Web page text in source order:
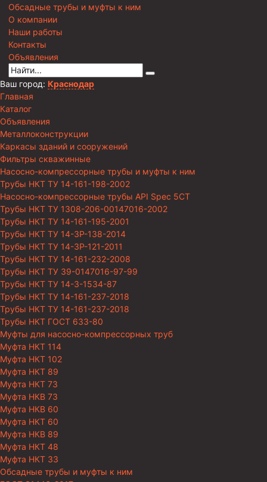
Обсадные трубы и муфты к ним
О компании
Наши работы
Контакты
Объявления
Ваш город: Краснодар
Главная
Каталог
Объявления
Металлоконструкции
Каркасы зданий и сооружений
Фильтры скважинные
Насосно-компрессорные трубы и муфты к ним
Трубы НКТ ТУ 14-161-198-2002
Насосно-компрессорные трубы API Spec 5CT
Трубы НКТ ТУ 1308-206-00147016-2002
Трубы НКТ ТУ 14-161-195-2001
Трубы НКТ ТУ 14-3Р-138-2014
Трубы НКТ ТУ 14-3Р-121-2011
Трубы НКТ ТУ 14-161-232-2008
Трубы НКТ ТУ 39-0147016-97-99
Трубы НКТ ТУ 14-3-1534-87
Трубы НКТ ТУ 14-161-237-2018
Трубы НКТ ТУ 14-161-237-2018
Трубы НКТ ГОСТ 633-80
Муфты для насосно-компрессорных труб
Муфта НКТ 114
Муфта НКТ 102
Муфта НКТ 89
Муфта НКТ 73
Муфта НКВ 73
Муфта НКВ 60
Муфта НКТ 60
Муфта НКВ 89
Муфта НКТ 48
Муфта НКТ 33
Обсадные трубы и муфты к ним